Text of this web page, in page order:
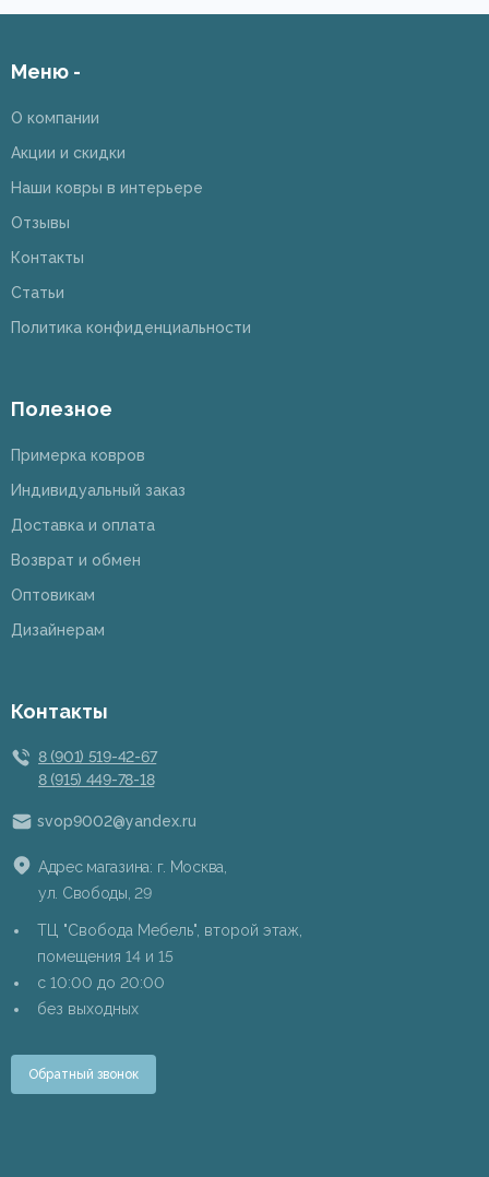
Меню -
О компании
Акции и скидки
Наши ковры в интерьере
Отзывы
Контакты
Статьи
Политика конфиденциальности
Полезное
Примерка ковров
Индивидуальный заказ
Доставка и оплата
Возврат и обмен
Оптовикам
Дизайнерам
Контакты
8 (901) 519-42-67
8 (915) 449-78-18
svop9002@yandex.ru
Адрес магазина: г. Москва,
ул. Свободы, 29
ТЦ "Свобода Мебель", второй этаж,
помещения 14 и 15
c 10:00 до 20:00
без выходных
Обратный звонок